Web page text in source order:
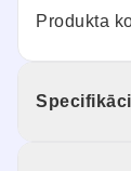
Produkta